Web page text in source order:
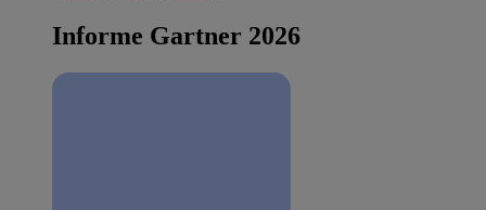
Informe Gartner 2026